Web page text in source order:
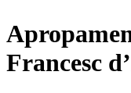
Francesc